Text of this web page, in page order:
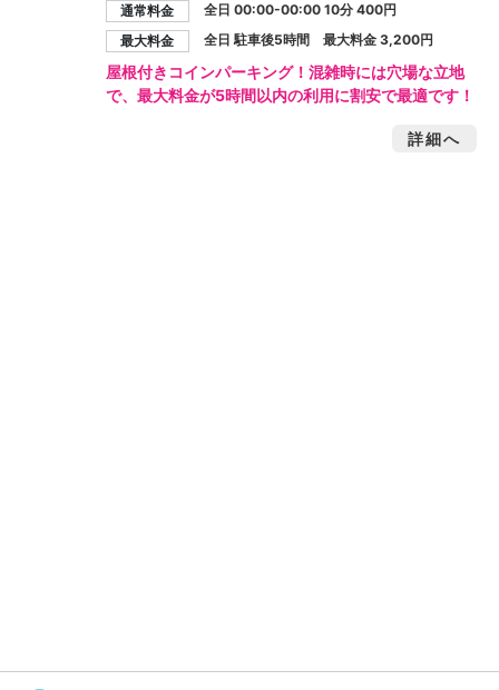
通常料金
全日 00:00-00:00 10分 400円
最大料金
全日 駐車後5時間 最大料金3,200円
屋根付きコインパーキング！混雑時には穴場な立地
で、最大料金が5時間以内の利用に割安で最適です！
詳細へ